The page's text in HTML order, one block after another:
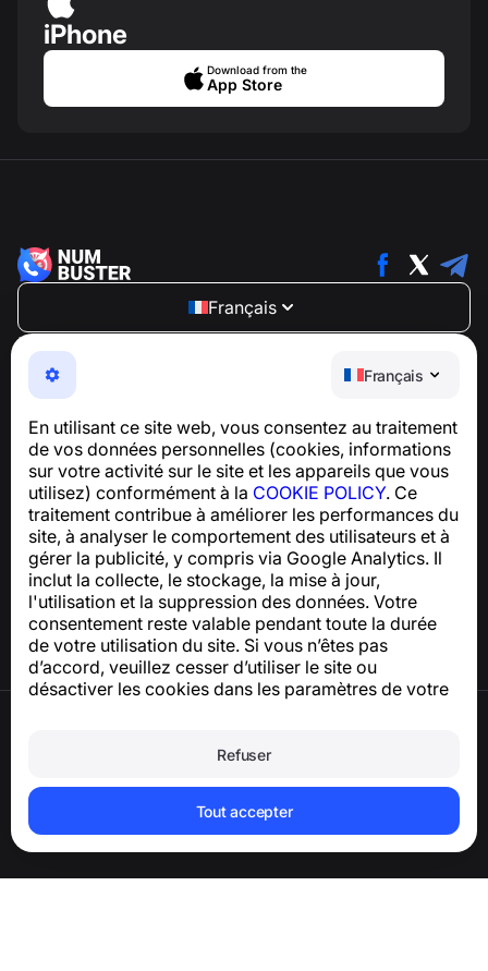
Français
En utilisant ce site web, vous consentez au traitement
de vos données personnelles (cookies, informations
sur votre activité sur le site et les appareils que vous
utilisez) conformément à la COOKIE POLICY. Ce
traitement contribue à améliorer les performances du
site, à analyser le comportement des utilisateurs et à
gérer la publicité, y compris via Google Analytics. Il
inclut la collecte, le stockage, la mise à jour,
l'utilisation et la suppression des données. Votre
consentement reste valable pendant toute la durée
de votre utilisation du site. Si vous n’êtes pas
d’accord, veuillez cesser d’utiliser le site ou
désactiver les cookies dans les paramètres de votre
Refuser
Tout accepter
iPhone
Download from the
App Store
Français
NumBuster © 2013—2026 ·
Une application facile à utiliser qui vous protège contre
les arnaques téléphoniques, le spam et les messages
Pour toute question concernant la conformité au RGPD :
support@numbuster.com
Centre d’aide
Actualités et articles
À propos du projet
Contacts
Politique relative aux cookies
Supprimer le compte et les données